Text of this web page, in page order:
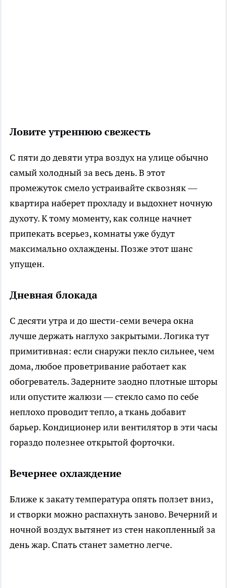
Ловите утреннюю свежесть
С пяти до девяти утра воздух на улице обычно
самый холодный за весь день. В этот
промежуток смело устраивайте сквозняк —
квартира наберет прохладу и выдохнет ночную
духоту. К тому моменту, как солнце начнет
припекать всерьез, комнаты уже будут
максимально охлаждены. Позже этот шанс
упущен.
Дневная блокада
С десяти утра и до шести-семи вечера окна
лучше держать наглухо закрытыми. Логика тут
примитивная: если снаружи пекло сильнее, чем
дома, любое проветривание работает как
обогреватель. Задерните заодно плотные шторы
или опустите жалюзи — стекло само по себе
неплохо проводит тепло, а ткань добавит
барьер. Кондиционер или вентилятор в эти часы
гораздо полезнее открытой форточки.
Вечернее охлаждение
Ближе к закату температура опять ползет вниз,
и створки можно распахнуть заново. Вечерний и
ночной воздух вытянет из стен накопленный за
день жар. Спать станет заметно легче.